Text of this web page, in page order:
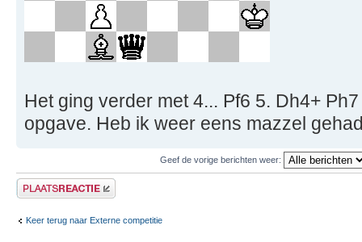
Het ging verder met 4... Pf6 5. Dh4+
opgave. Heb ik weer eens mazzel
Geef de vorige berichten weer:
Plaats een reactie
Keer terug naar Externe competitie